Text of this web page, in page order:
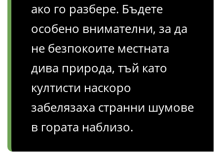
ако го разбере. Бъдете
особено внимателни, за да
не безпокоите местната
дива природа, тъй като
култисти наскоро
забелязаха странни шумове
в гората наблизо.